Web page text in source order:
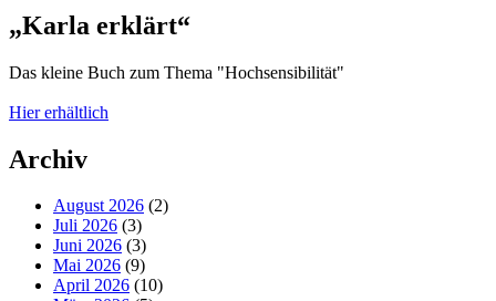
„Karla erklärt“
Das kleine Buch zum Thema "Hochsensibilität"
Hier erhältlich
Archiv
August 2026 (2)
Juli 2026 (3)
Juni 2026 (3)
Mai 2026 (9)
April 2026 (10)